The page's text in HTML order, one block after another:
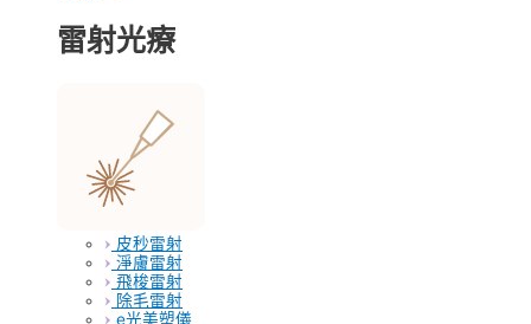
雷射光療
皮秒雷射
淨膚雷射
飛梭雷射
除毛雷射
e光美塑儀